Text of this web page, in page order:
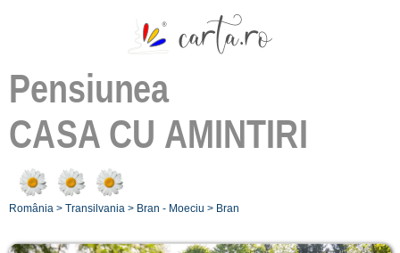
Pensiunea
CASA CU AMINTIRI
România > Transilvania > Bran - Moeciu > Bran